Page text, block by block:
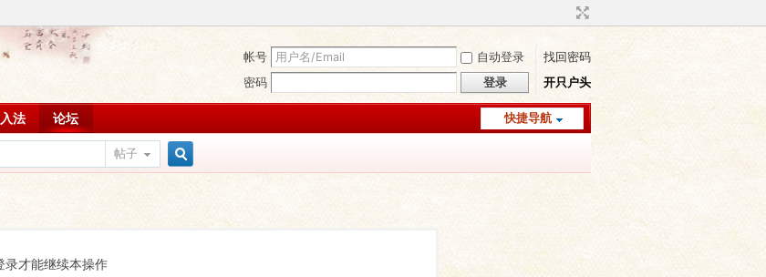
帐号 自动登录
找回密码
密码
登录 开只户头
快捷导航
法 论坛
帖子
录才能继续本操作